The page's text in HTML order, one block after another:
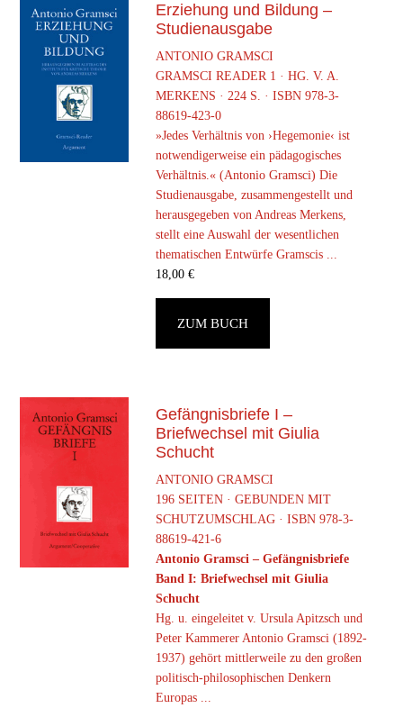
Erziehung und Bildung –
Studienausgabe
ANTONIO GRAMSCI
GRAMSCI READER 1 · HG. V. A.
MERKENS · 224 S. · ISBN 978-3-
88619-423-0
»Jedes Verhältnis von ›Hegemonie‹ ist
notwendigerweise ein pädagogisches
Verhältnis.« (Antonio Gramsci) Die
Studienausgabe, zusammengestellt und
herausgegeben von Andreas Merkens,
stellt eine Auswahl der wesentlichen
thematischen Entwürfe Gramscis ...
18,00€
ZUM BUCH
Gefängnisbriefe I –
Briefwechsel mit Giulia
Schucht
ANTONIO GRAMSCI
196 SEITEN · GEBUNDEN MIT
SCHUTZUMSCHLAG · ISBN 978-3-
88619-421-6
Antonio Gramsci – Gefängnisbriefe
Band I: Briefwechsel mit Giulia
Schucht
Hg. u. eingeleitet v. Ursula Apitzsch und
Peter Kammerer Antonio Gramsci (1892-
1937) gehört mittlerweile zu den großen
politisch-philosophischen Denkern
Europas ...